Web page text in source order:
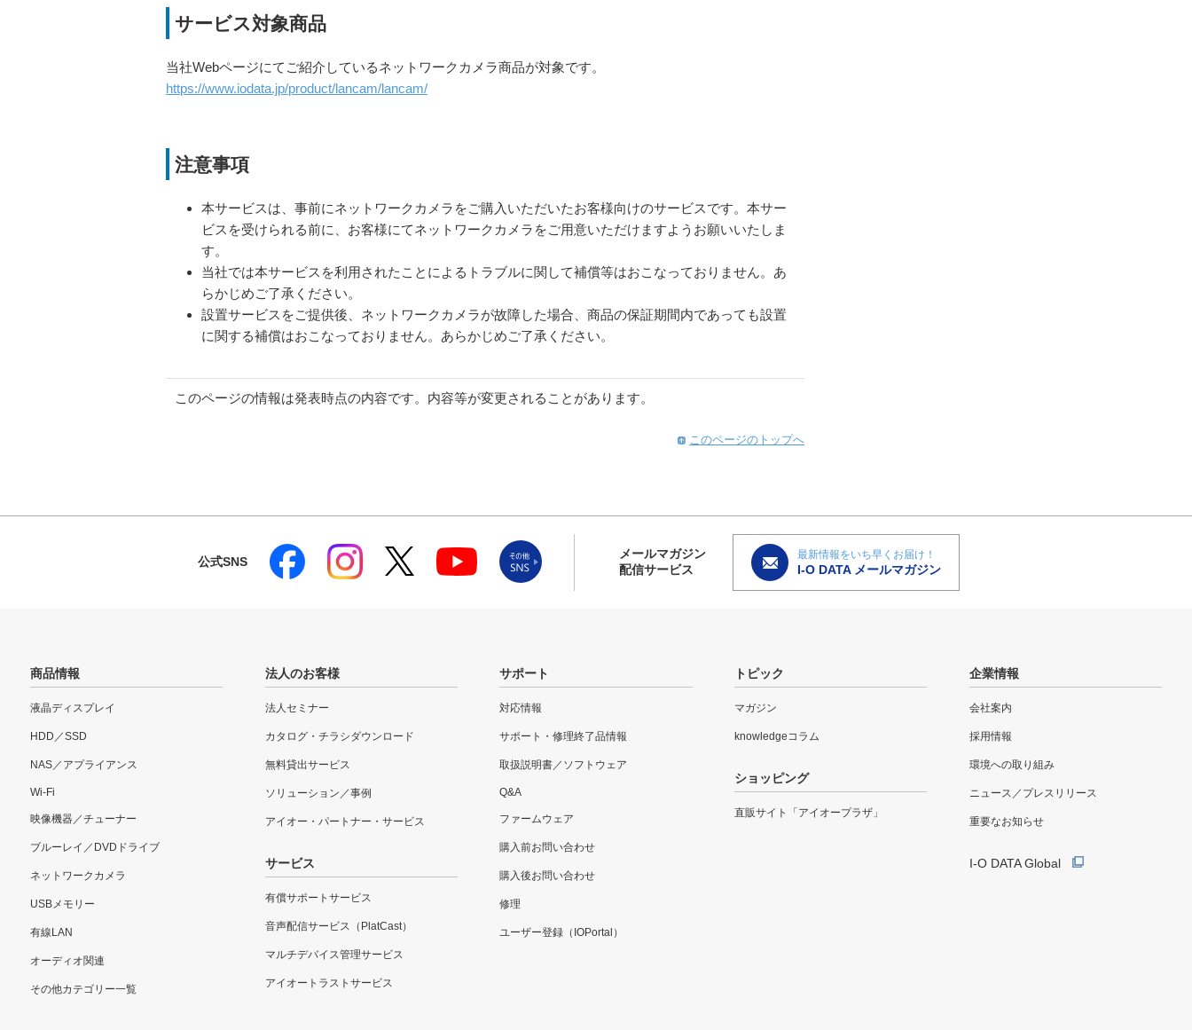
サービス対象商品
当社Webページにてご紹介しているネットワークカメラ商品が対象です。
https://www.iodata.jp/product/lancam/lancam/
注意事項
本サービスは、事前にネットワークカメラをご購入いただいたお客様向けのサービスです。本サー
ビスを受けられる前に、お客様にてネットワークカメラをご用意いただけますようお願いいたしま
す。
当社では本サービスを利用されたことによるトラブルに関して補償等はおこなっておりません。あ
らかじめご了承ください。
設置サービスをご提供後、ネットワークカメラが故障した場合、商品の保証期間内であっても設置
に関する補償はおこなっておりません。あらかじめご了承ください。
このページの情報は発表時点の内容です。内容等が変更されることがあります。
このページのトップへ
公式SNS
メールマガジン
配信サービス
最新情報をいち早くお届け！
I-O DATA メールマガジン
商品情報
液晶ディスプレイ
HDD／SSD
NAS／アプライアンス
Wi-Fi
映像機器／チューナー
ブルーレイ／DVDドライブ
ネットワークカメラ
USBメモリー
有線LAN
オーディオ関連
その他カテゴリー一覧
法人のお客様
法人セミナー
カタログ・チラシダウンロード
無料貸出サービス
ソリューション／事例
アイオー・パートナー・サービス
サービス
有償サポートサービス
音声配信サービス（PlatCast）
マルチデバイス管理サービス
アイオートラストサービス
サポート
対応情報
サポート・修理終了品情報
取扱説明書／ソフトウェア
Q&A
ファームウェア
購入前お問い合わせ
購入後お問い合わせ
修理
ユーザー登録（IOPortal）
トピック
マガジン
knowledgeコラム
ショッピング
直販サイト「アイオープラザ」
企業情報
会社案内
採用情報
環境への取り組み
ニュース／プレスリリース
重要なお知らせ
I-O DATA Global